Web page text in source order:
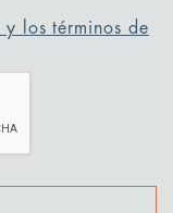
los términos de